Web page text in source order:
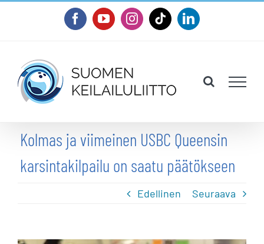
FacebookYouTubeInstagram
TiktokLinkedIn
Kolmas ja viimeinen USBC Queensin
karsintakilpailu on saatu päätökseen
Edellinen Seuraava